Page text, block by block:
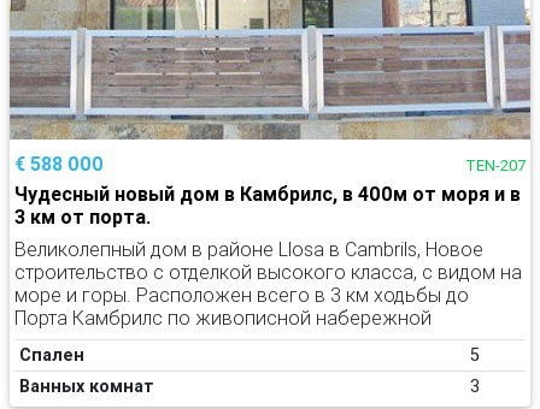
€ 588 000 TEN-207
Чудесный новый дом в Камбрилс, в 400м от моря и в
3 км от порта.
Великолепный дом в районе Llosa в Cambrils, Новое
строительство с отделкой высокого класса, с видом на
море и горы. Расположен всего в 3 км ходьбы до
Порта Камбрилс по живописной набережной
Спален
5
Ванных комнат
3